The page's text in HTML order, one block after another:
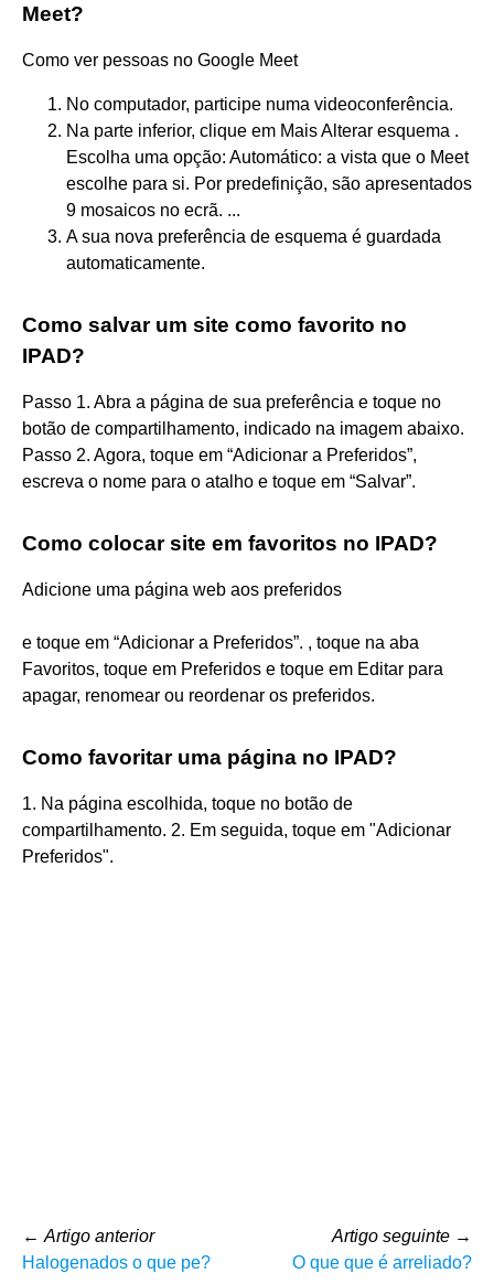
Meet?
Como ver pessoas no Google Meet
No computador, participe numa videoconferência.
Na parte inferior, clique em Mais Alterar esquema .
Escolha uma opção: Automático: a vista que o Meet
escolhe para si. Por predefinição, são apresentados
9 mosaicos no ecrã. ...
A sua nova preferência de esquema é guardada
automaticamente.
Como salvar um site como favorito no
IPAD?
Passo 1. Abra a página de sua preferência e toque no
botão de compartilhamento, indicado na imagem abaixo.
Passo 2. Agora, toque em “Adicionar a Preferidos”,
escreva o nome para o atalho e toque em “Salvar”.
Como colocar site em favoritos no IPAD?
Adicione uma página web aos preferidos
e toque em “Adicionar a Preferidos”. , toque na aba
Favoritos, toque em Preferidos e toque em Editar para
apagar, renomear ou reordenar os preferidos.
Como favoritar uma página no IPAD?
1. Na página escolhida, toque no botão de
compartilhamento. 2. Em seguida, toque em "Adicionar
Preferidos".
← Artigo anterior
Halogenados o que pe?
Artigo seguinte →
O que que é arreliado?